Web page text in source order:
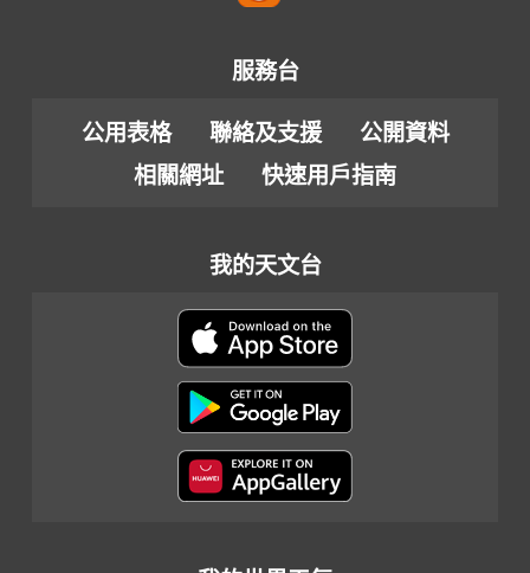
服務台
公用表格 聯絡及支援
公開資料
相關網址
快速用戶指南
我的天文台